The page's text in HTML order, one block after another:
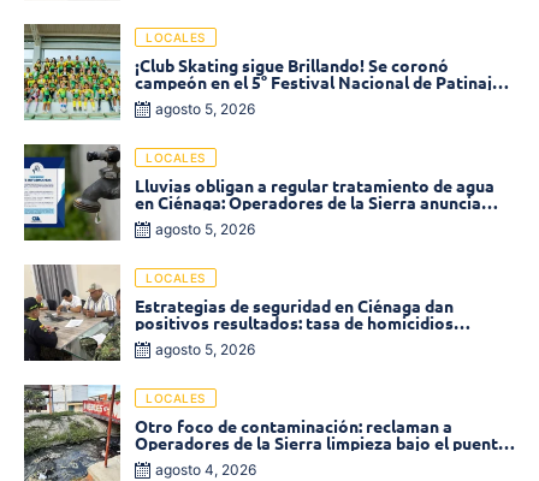
LOCALES
¡Club Skating sigue Brillando! Se coronó
campeón en el 5° Festival Nacional de Patinaje
«Soledad sobre Ruedas»
agosto 5, 2026
LOCALES
Lluvias obligan a regular tratamiento de agua
en Ciénaga: Operadores de la Sierra anuncia
baja presión en varios sectores
agosto 5, 2026
LOCALES
Estrategias de seguridad en Ciénaga dan
positivos resultados: tasa de homicidios
disminuyó un 58% en 2026
agosto 5, 2026
LOCALES
Otro foco de contaminación: reclaman a
Operadores de la Sierra limpieza bajo el puente
de la calle 19 con carrera 11
agosto 4, 2026